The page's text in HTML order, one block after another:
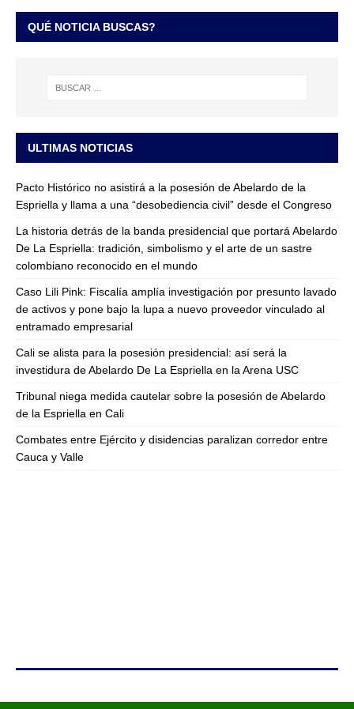
QUÉ NOTICIA BUSCAS?
ULTIMAS NOTICIAS
Pacto Histórico no asistirá a la posesión de Abelardo de la
Espriella y llama a una “desobediencia civil” desde el Congreso
La historia detrás de la banda presidencial que portará Abelardo
De La Espriella: tradición, simbolismo y el arte de un sastre
colombiano reconocido en el mundo
Caso Lili Pink: Fiscalía amplía investigación por presunto lavado
de activos y pone bajo la lupa a nuevo proveedor vinculado al
entramado empresarial
Cali se alista para la posesión presidencial: así será la
investidura de Abelardo De La Espriella en la Arena USC
Tribunal niega medida cautelar sobre la posesión de Abelardo
de la Espriella en Cali
Combates entre Ejército y disidencias paralizan corredor entre
Cauca y Valle